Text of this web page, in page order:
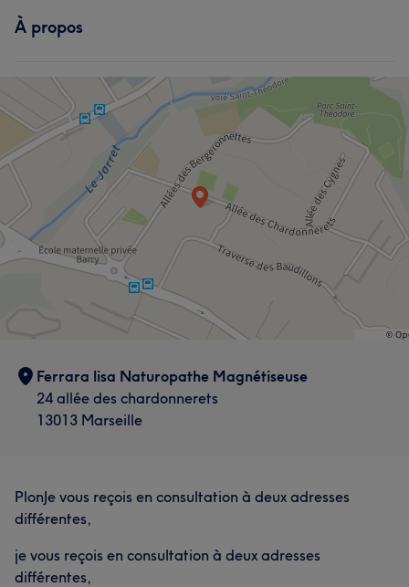
À propos
Ferrara lisa Naturopathe Magnétiseuse
24 allée des chardonnerets
13013 Marseille
PlonJe vous reçois en consultation à deux adresses
différentes,
je vous reçois en consultation à deux adresses
différentes,